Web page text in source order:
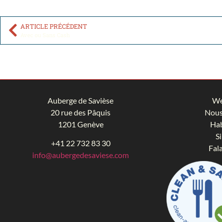
ARTICLE PRÉCÉDENT
Auberge de Savièse
20 rue des Pâquis
1201 Genève
+41 22 732 83 30
info@aubergedesaviese.com